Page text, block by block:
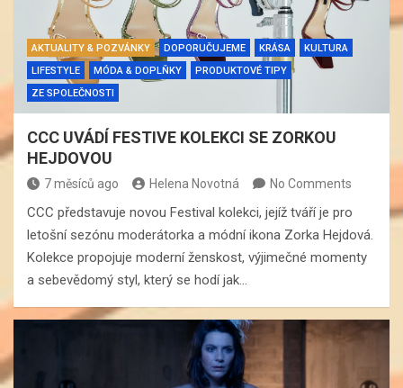
AKTUALITY & POZVÁNKY DOPORUČUJEME KRÁSA
KULTURA
LIFESTYLE
MÓDA & DOPLŇKY
PRODUKTOVÉ TIPY
ZE SPOLEČNOSTI
CCC UVÁDÍ FESTIVE KOLEKCI SE ZORKOU
HEJDOVOU
7 měsíců ago Helena Novotná No Comments
CCC představuje novou Festival kolekci, jejíž tváří je pro
letošní sezónu moderátorka a módní ikona Zorka Hejdová.
Kolekce propojuje moderní ženskost, výjimečné momenty
a sebevědomý styl, který se hodí jak…